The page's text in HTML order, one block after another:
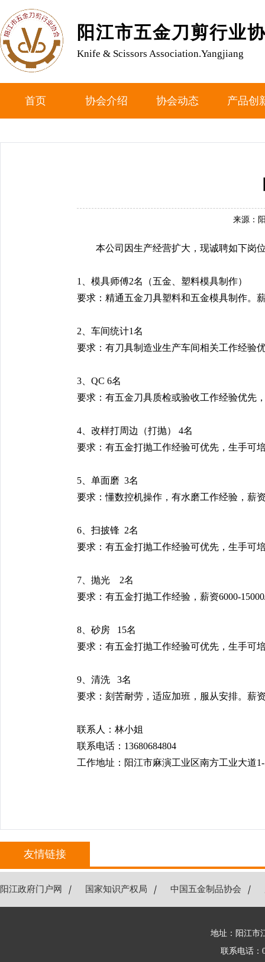
阳江市五金刀剪行业
Knife & Scissors Association.Yangjiang
首页 协会介绍 协会动态 产品创
来源：
本公司因生产经营扩大，现诚聘如下岗
1、模具师傅2名（五金、塑料模具制作）
要求：精通五金刀具塑料和五金模具制作。
2 、车间统计1名
要求：有刀具制造业生产车间相关工作经验
3 QC 6名
要求：有五金刀具质检或验收工作经验优先
4、 改样打周边（打抛）
4名
要求：有五金打抛工作经验可优先，生手可
5、 单面磨 3名
要求：懂数控机操作，有水磨工作经验，薪
6、 扫披锋 2名
要求：有五金打抛工作经验可优先，生手可
7、 抛光 2名
要求：有五金打抛工作经验，薪资6000-
8、 砂房 15名
要求：有五金打抛工作经验可优先，生手可
9、清洗 3名
要求：刻苦耐劳，适应加班，服从安排。薪
联系人：林小姐
联系电话：13680684804
工作地址：阳江市麻演工业区南方工业大道
友情链接
阳江政府门户网 ｜ 国家知识产权局 ｜ 中国五金制品协会 ｜
地址：阳江市
联系电话：